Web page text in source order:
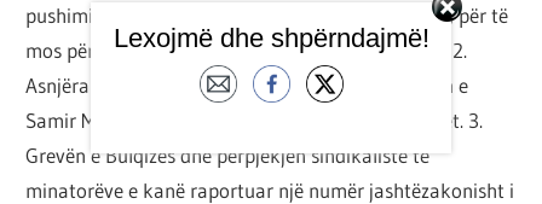
pushimit nga puna të përfaqësuesve të sindikatës, për të
mos përmendur faljen për dhunimin e aktivistëve. 2.
Asnjëra prej partive nuk guxon të përmendë emrin e
Samir Manes, as si palë në konfliktin me minatorët. 3.
Grevën e Bulqizës dhe përpjekjen sindikaliste të
minatorëve e kanë raportuar një numër jashtëzakonisht i
Lexojmë dhe shpërndajmë!